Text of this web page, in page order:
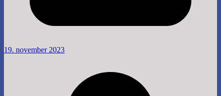
19. november 2023